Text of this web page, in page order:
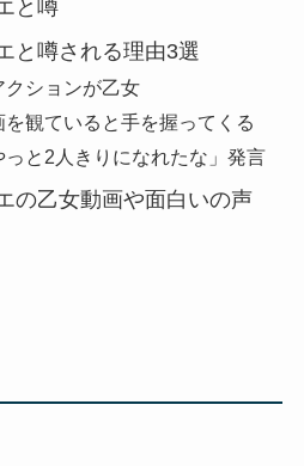
と噂
と噂される理由3選
ションが乙女
観ていると手を握ってくる
と2人きりになれたな」発言
の乙女動画や面白いの声